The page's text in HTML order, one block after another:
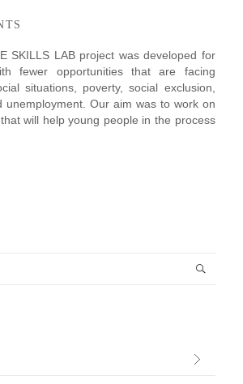
SKILLS LAB project was developed for
fewer opportunities that are facing
situations, poverty, social exclusion,
unemployment. Our aim was to work on
will help young people in the process